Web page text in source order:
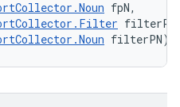
fpN,
filterPN)